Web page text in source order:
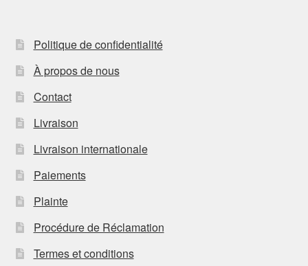
Politique de confidentialité
À propos de nous
Contact
Livraison
Livraison internationale
Paiements
Plainte
Procédure de Réclamation
Termes et conditions